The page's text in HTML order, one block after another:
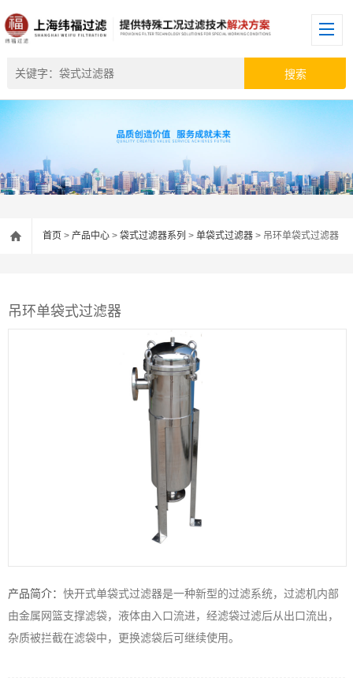
首页 > 产品中心 > 袋式过滤器系列 > 单袋式过滤器 > 吊环单袋式过滤器
吊环单袋式过滤器
产品简介： 快开式单袋式过滤器是一种新型的过滤系统，过滤机内部
由金属网篮支撑滤袋，液体由入口流进，经滤袋过滤后从出口流出，
杂质被拦截在滤袋中，更换滤袋后可继续使用。